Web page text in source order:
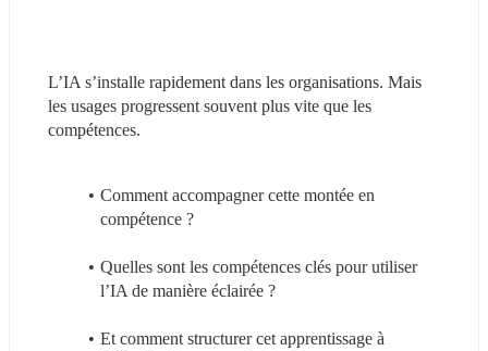
L’IA s’installe rapidement dans les organisations. Mais
les usages progressent souvent plus vite que les
compétences.
Comment accompagner cette montée en
compétence ?
Quelles sont les compétences clés pour utiliser
l’IA de manière éclairée ?
Et comment structurer cet apprentissage à